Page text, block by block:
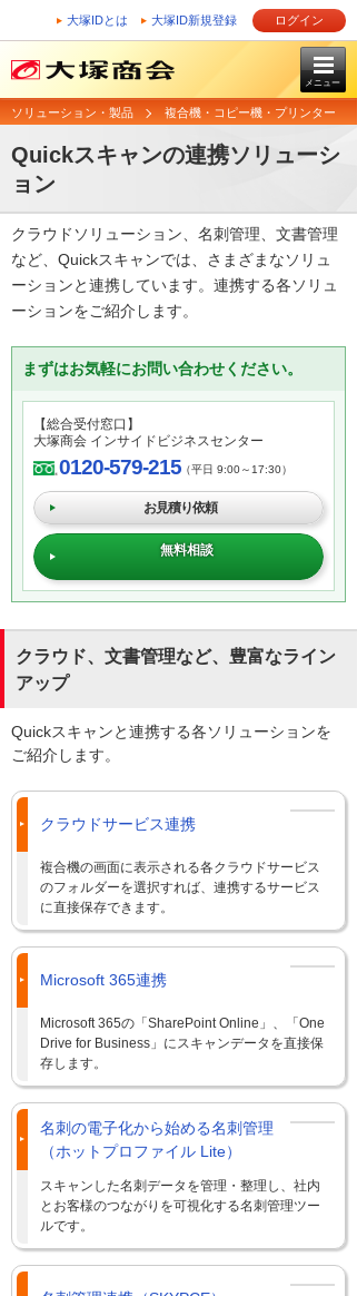
大塚IDとは 大塚ID新規登録 ログイン
メニュー
ソリューション・製品 複合機・コピー機・プリンター
Quickスキャンの連携ソリューシ
ョン
クラウドソリューション、名刺管理、文書管理
など、Quickスキャンでは、さまざまなソリュ
ーションと連携しています。連携する各ソリュ
ーションをご紹介します。
まずはお気軽にお問い合わせください。
【総合受付窓口】
大塚商会 インサイドビジネスセンター
0120-579-215（平日 9:00～17:30）
お見積り依頼
無料相談
クラウド、文書管理など、豊富なライン
アップ
Quickスキャンと連携する各ソリューションを
ご紹介します。
クラウドサービス連携
複合機の画面に表示される各クラウドサービス
のフォルダーを選択すれば、連携するサービス
に直接保存できます。
Microsoft 365連携
Microsoft 365の「SharePoint Online」、「One
Drive for Business」にスキャンデータを直接保
存します。
名刺の電子化から始める名刺管理
（ホットプロファイル Lite）
スキャンした名刺データを管理・整理し、社内
とお客様のつながりを可視化する名刺管理ツー
ルです。